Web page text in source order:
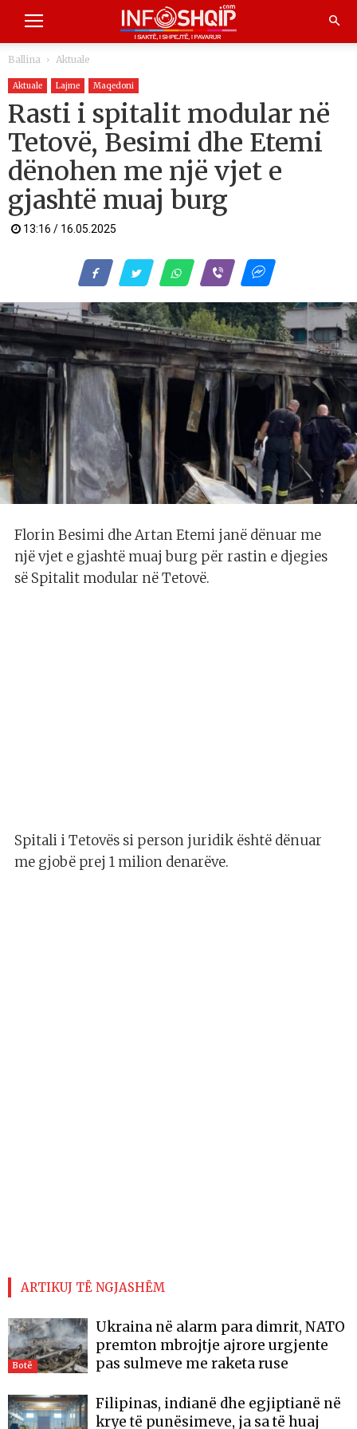
Ballina Aktuale
Aktuale Lajme Maqedoni
Rasti i spitalit modular në
Tetovë, Besimi dhe Etemi
dënohen me një vjet e
gjashtë muaj burg
13:16 / 16.05.2025
Florin Besimi dhe Artan Etemi janë dënuar me
një vjet e gjashtë muaj burg për rastin e djegies
së Spitalit modular në Tetovë.
Spitali i Tetovës si person juridik është dënuar
me gjobë prej 1 milion denarëve.
ARTIKUJ TË NGJASHËM
Botë
Ukraina në alarm para dimrit, NATO
premton mbrojtje ajrore urgjente
pas sulmeve me raketa ruse
Filipinas, indianë dhe egjiptianë në
krye të punësimeve, ja sa të huaj